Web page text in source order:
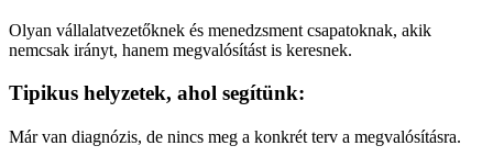
Olyan vállalatvezetőknek és menedzsment csapatoknak, akik
nemcsak irányt, hanem megvalósítást is keresnek.
Tipikus helyzetek, ahol segítünk:
Már van diagnózis, de nincs meg a konkrét terv a megvalósításra.